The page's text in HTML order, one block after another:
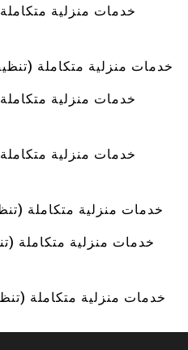
خدمات منزلية
خدمات منزلية متكاملة
خدمات منزلية
خدمات منزلية
خدمات منزلية متكاملة
خدمات منزلية متكاملة
خدمات منزلية متكاملة